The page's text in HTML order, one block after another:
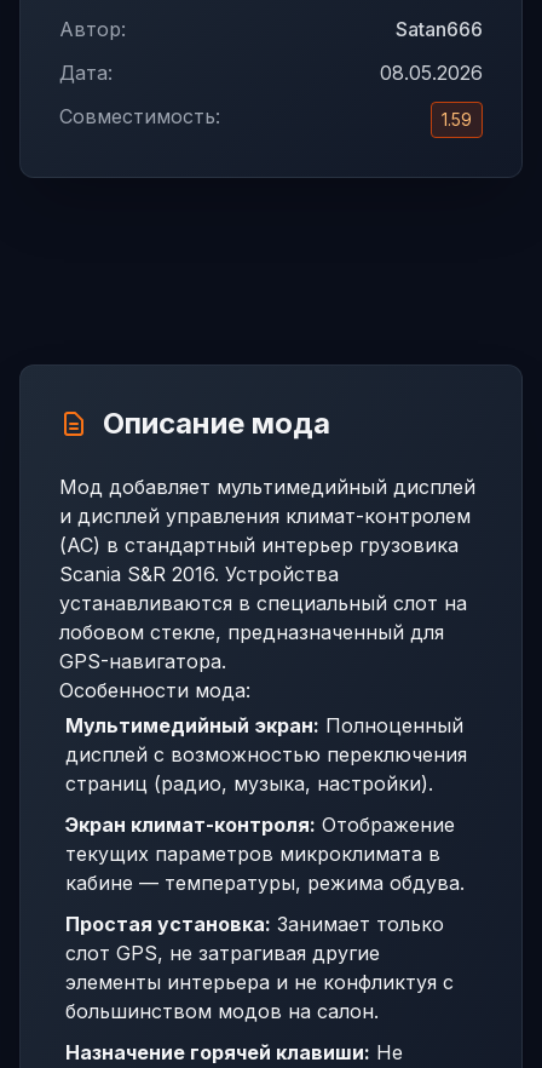
Автор:
Satan666
Дата:
08.05.2026
Совместимость:
1.59
Описание мода
Мод добавляет мультимедийный дисплей
и дисплей управления климат-контролем
(AC) в стандартный интерьер грузовика
Scania S&R 2016. Устройства
устанавливаются в специальный слот на
лобовом стекле, предназначенный для
GPS-навигатора.
Особенности мода:
Мультимедийный экран: Полноценный
дисплей с возможностью переключения
страниц (радио, музыка, настройки).
Экран климат-контроля: Отображение
текущих параметров микроклимата в
кабине — температуры, режима обдува.
Простая установка: Занимает только
слот GPS, не затрагивая другие
элементы интерьера и не конфликтуя с
большинством модов на салон.
Назначение горячей клавиши: Не